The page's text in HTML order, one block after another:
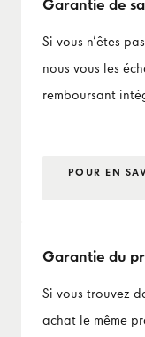
Garantie de
Si vous n’êtes
nous vous les
remboursant
POUR EN
Garantie du
Si vous trouvez
achat le même